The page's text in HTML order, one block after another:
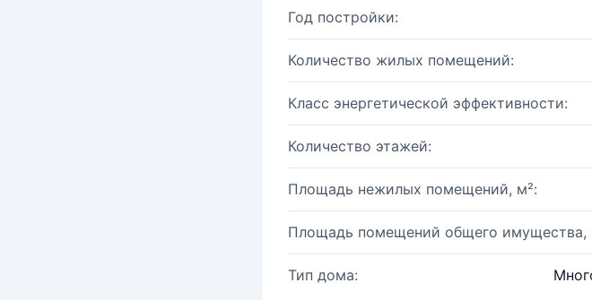
Год постройки:
Количество жилых помещений:
Класс энергетической эффективности:
Количество этажей:
Площадь нежилых помещений, м²:
Площадь помещений общего имущества,
Тип дома: